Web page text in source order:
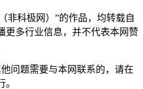
非科极网）”的作品，均转载自
更多行业信息，并不代表本网赞
问题需要与本网联系的，请在